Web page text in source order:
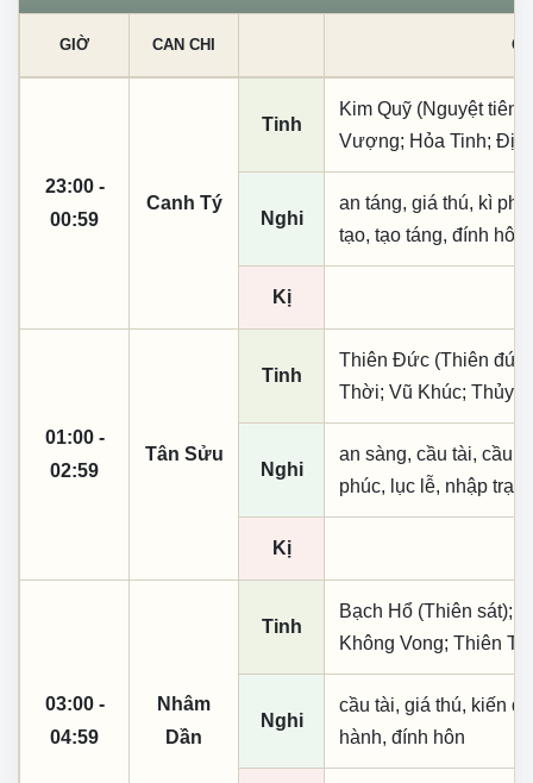
GIỜ CAN CHI
23:00 -
00:59
Canh Tý
Tinh
Kim Quỹ (Nguyệt
Vượng; Hỏa Tinh; Địa
Nghi
an táng, giá thú, kì
tạo, tạo táng, đính hôn
Kị
01:00 -
02:59
Tân Sửu
Tinh
Thiên Đức (Thiên
Thời; Vũ Khúc; Thủy
Nghi
an sàng, cầu tài, cầu
phúc, lục lễ, nhập
Kị
03:00 -
04:59
Nhâm
Dần
Tinh
Bạch Hổ (Thiên sát);
Không Vong; Thiên
Nghi
cầu tài, giá thú, kiến
hành, đính hôn